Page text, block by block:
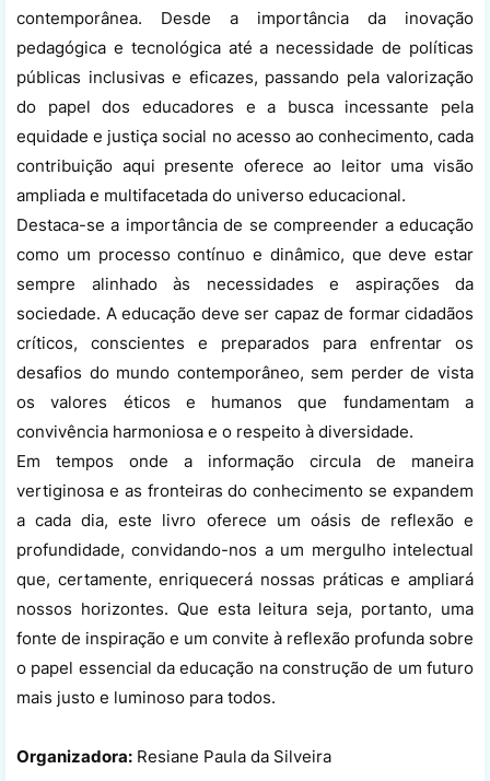
contemporânea. Desde a importância da inovação
pedagógica e tecnológica até a necessidade de políticas
públicas inclusivas e eficazes, passando pela valorização
do papel dos educadores e a busca incessante pela
equidade e justiça social no acesso ao conhecimento, cada
contribuição aqui presente oferece ao leitor uma visão
ampliada e multifacetada do universo educacional.
Destaca-se a importância de se compreender a educação
como um processo contínuo e dinâmico, que deve estar
sempre alinhado às necessidades e aspirações da
sociedade. A educação deve ser capaz de formar cidadãos
críticos, conscientes e preparados para enfrentar os
desafios do mundo contemporâneo, sem perder de vista
os valores éticos e humanos que fundamentam a
convivência harmoniosa e o respeito à diversidade.
Em tempos onde a informação circula de maneira
vertiginosa e as fronteiras do conhecimento se expandem
a cada dia, este livro oferece um oásis de reflexão e
profundidade, convidando-nos a um mergulho intelectual
que, certamente, enriquecerá nossas práticas e ampliará
nossos horizontes. Que esta leitura seja, portanto, uma
fonte de inspiração e um convite à reflexão profunda sobre
o papel essencial da educação na construção de um futuro
mais justo e luminoso para todos.
Organizadora: Resiane Paula da Silveira